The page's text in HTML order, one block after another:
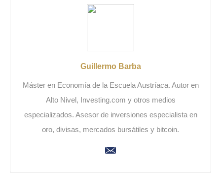
Guillermo Barba
Máster en Economía de la Escuela Austríaca. Autor en
Alto Nivel, Investing.com y otros medios
especializados. Asesor de inversiones especialista en
oro, divisas, mercados bursátiles y bitcoin.